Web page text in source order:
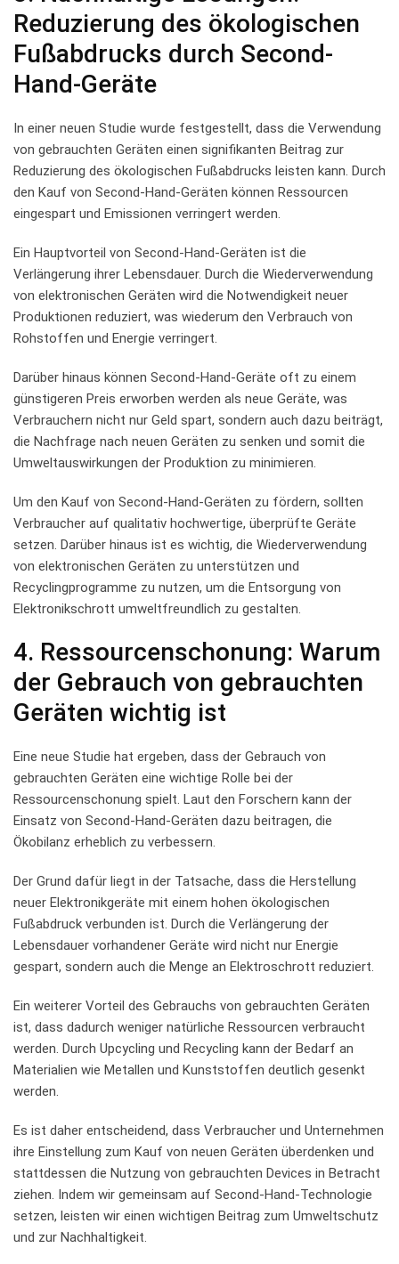
Reduzierung des‍ ökologischen
Fußabdrucks​ durch Second-
Hand-Geräte
In ⁣einer⁣ neuen Studie wurde festgestellt, dass ‍die Verwendung
von gebrauchten ⁢Geräten ‍einen signifikanten Beitrag​ zur
Reduzierung ⁤des ökologischen Fußabdrucks leisten kann. ⁣Durch
den Kauf von Second-Hand-Geräten ⁤können Ressourcen
eingespart und Emissionen ⁤verringert werden.
Ein⁤ Hauptvorteil von Second-Hand-Geräten ist die
Verlängerung⁤ ihrer Lebensdauer. Durch die Wiederverwendung
von‍ elektronischen​ Geräten wird die ‌Notwendigkeit⁤ neuer
Produktionen reduziert, was wiederum‌ den Verbrauch von
‍Rohstoffen ‍und Energie verringert.
Darüber ⁣hinaus können Second-Hand-Geräte oft zu⁢ einem
günstigeren​ Preis erworben werden⁣ als neue Geräte, was
Verbrauchern nicht nur Geld spart, sondern auch‌ dazu ⁤beiträgt,
die Nachfrage⁣ nach neuen Geräten zu senken und somit⁢ die
Umweltauswirkungen der Produktion ⁢zu minimieren.
Um den​ Kauf von Second-Hand-Geräten zu fördern, sollten
Verbraucher ‌auf qualitativ hochwertige, überprüfte Geräte⁤
setzen.​ Darüber hinaus ist es wichtig, die Wiederverwendung
von⁣ elektronischen Geräten ⁤zu unterstützen und
Recyclingprogramme zu nutzen, um ‍die Entsorgung von
Elektronikschrott​ umweltfreundlich zu gestalten.
4. Ressourcenschonung: Warum
der Gebrauch von gebrauchten
Geräten wichtig‍ ist
Eine neue Studie ‍hat ergeben, dass der Gebrauch ⁢von
gebrauchten Geräten eine wichtige Rolle bei der
Ressourcenschonung spielt. Laut⁢ den Forschern kann der
Einsatz ‍von ‍Second-Hand-Geräten dazu beitragen,‍ die
Ökobilanz ‍erheblich zu verbessern.
Der⁢ Grund dafür ⁢liegt in der Tatsache, ⁣dass die Herstellung
neuer ‌Elektronikgeräte mit‍ einem hohen ⁣ökologischen
Fußabdruck ‌verbunden ist. ‍Durch die‍ Verlängerung der
Lebensdauer vorhandener ⁢Geräte wird nicht nur Energie⁤
gespart, sondern ‌auch die Menge an Elektroschrott reduziert.
Ein​ weiterer‍ Vorteil des Gebrauchs von gebrauchten Geräten
ist, dass dadurch weniger natürliche ‌Ressourcen⁤ verbraucht
werden. ‌Durch Upcycling und ‌Recycling​ kann der Bedarf an
Materialien wie​ Metallen und Kunststoffen deutlich gesenkt​
werden.
Es ist daher entscheidend, dass Verbraucher und Unternehmen
ihre Einstellung‌ zum ‌Kauf von neuen Geräten überdenken ​und
stattdessen die Nutzung ⁢von gebrauchten‌ Devices⁤ in Betracht⁤
ziehen. Indem⁤ wir gemeinsam auf Second-Hand-Technologie
setzen, leisten‌ wir einen wichtigen Beitrag zum Umweltschutz
und zur Nachhaltigkeit.